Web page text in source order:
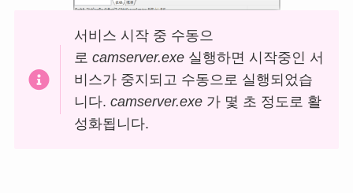
서비스 시작 중 수동으
로camserver.exe 실행하면 시작중인 서
비스가 중지되고 수동으로 실행되었습
니다.camserver.exe 가 몇 초 정도로 활
성화됩니다.